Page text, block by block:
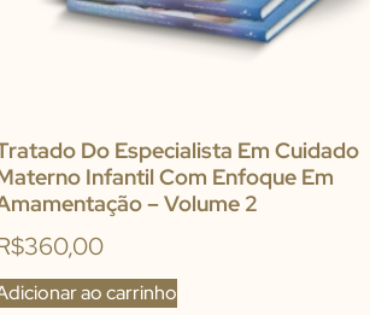
Do Especialista Em Cuidado
Infantil Com Enfoque Em
– Volume 2
360,00
ao carrinho